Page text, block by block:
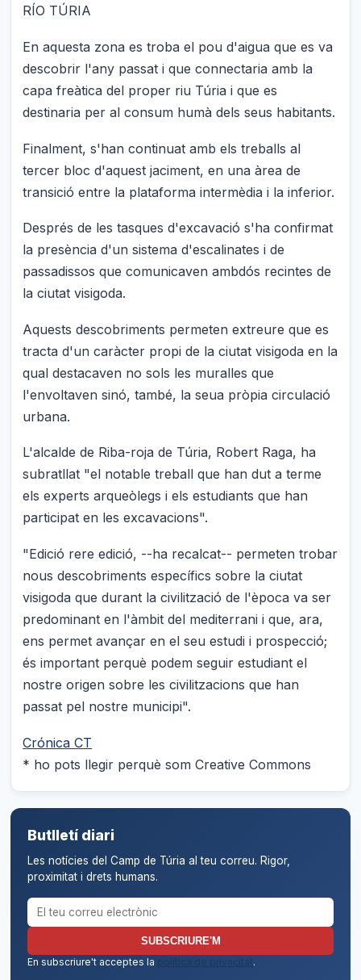
RÍO TÚRIA
En aquesta zona es troba el pou d'aigua que es va
descobrir l'any passat i que connectaria amb la
capa freàtica del proper riu Túria i que es
destinaria per al consum humà dels seus habitants.
Finalment, s'han continuat amb els treballs al
tercer bloc d'aquest jaciment, en una àrea de
transició entre la plataforma intermèdia i la inferior.
Després de les tasques d'excavació s'ha confirmat
la presència d'un sistema d'escalinates i de
passadissos que comunicaven ambdós recintes de
la ciutat visigoda.
Aquests descobriments permeten extreure que es
tracta d'un caràcter propi de la ciutat visigoda en la
qual destacaven no sols les muralles que
l'envoltaven sinó, també, la seua pròpia circulació
urbana.
L'alcalde de Riba-roja de Túria, Robert Raga, ha
subratllat "el notable treball que han dut a terme
els experts arqueòlegs i els estudiants que han
participat en les excavacions".
"Edició rere edició, --ha recalcat-- permeten trobar
nous descobriments específics sobre la ciutat
visigoda que durant la civilització de l'època va ser
predominant en l'àmbit del mediterrani i que, ara,
ens permet avançar en el seu estudi i prospecció;
és important perquè podem seguir estudiant el
nostre origen sobre les civilitzacions que han
passat pel nostre municipi".
Crónica CT
* ho pots llegir perquè som Creative Commons
Butlletí diari
Les notícies del Camp de Túria al teu correu. Rigor,
proximitat i drets humans.
Correu electrònic per al butlletí
SUBSCRIURE'M
En subscriure't acceptes la
política de privacitat.